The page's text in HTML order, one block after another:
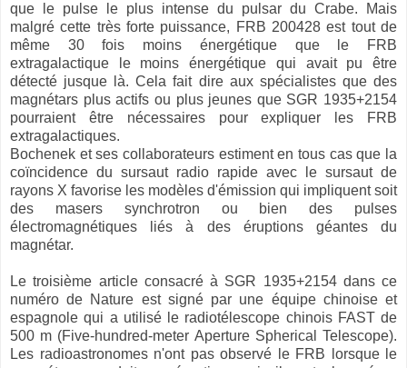
que le pulse le plus intense du pulsar du Crabe. Mais
malgré cette très forte puissance, FRB 200428 est tout de
même 30 fois moins énergétique que le FRB
extragalactique le moins énergétique qui avait pu être
détecté jusque là. Cela fait dire aux spécialistes que des
magnétars plus actifs ou plus jeunes que SGR 1935+2154
pourraient être nécessaires pour expliquer les FRB
extragalactiques.
Bochenek et ses collaborateurs estiment en tous cas que la
coïncidence du sursaut radio rapide avec le sursaut de
rayons X favorise les modèles d'émission qui impliquent soit
des masers synchrotron ou bien des pulses
électromagnétiques liés à des éruptions géantes du
magnétar.
Le troisième article consacré à SGR 1935+2154 dans ce
numéro de Nature est signé par une équipe chinoise et
espagnole qui a utilisé le radiotélescope chinois FAST de
500 m (Five-hundred-meter Aperture Spherical Telescope).
Les radioastronomes n'ont pas observé le FRB lorsque le